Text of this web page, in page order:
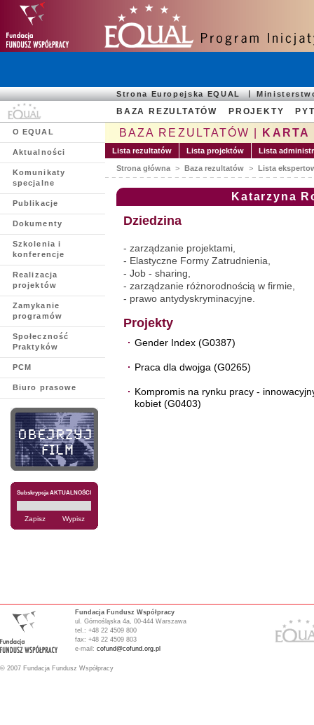
Strona Europejska EQUAL
BAZA REZULTATÓW PROJEKTY
O EQUAL
Aktualności
Komunikaty
specjalne
Publikacje
Dokumenty
Szkolenia i
konferencje
Realizacja
projektów
Zamykanie
programów
Społeczność
Praktyków
PCM
Biuro prasowe
Subskrypcja AKTUALNOŚCI
BAZA REZULTATÓW | KARTA
Lista rezultatów Lista projektów Lista
Strona główna > Baza rezultatów > Lista
Katarzyna
Dziedzina
- zarządzanie projektami,
- Elastyczne Formy Zatrudnienia,
- Job - sharing,
- zarządzanie różnorodnością w firmie,
- prawo antydyskryminacyjne.
Projekty
Gender Index (G0387)
Praca dla dwojga (G0265)
Kompromis na rynku pracy -
kobiet (G0403)
Fundacja Fundusz Współpracy
ul. Górnośląska 4a, 00-444 Warszawa
tel.: +48 22 4509 800
fax: +48 22 4509 803
e-mail: cofund@cofund.org.pl
© 2007 Fundacja Fundusz Współpracy